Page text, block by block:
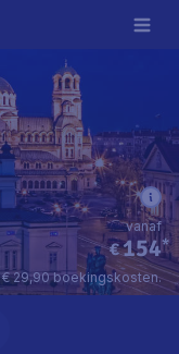
€154*
vanaf
29,90 boekingskosten.